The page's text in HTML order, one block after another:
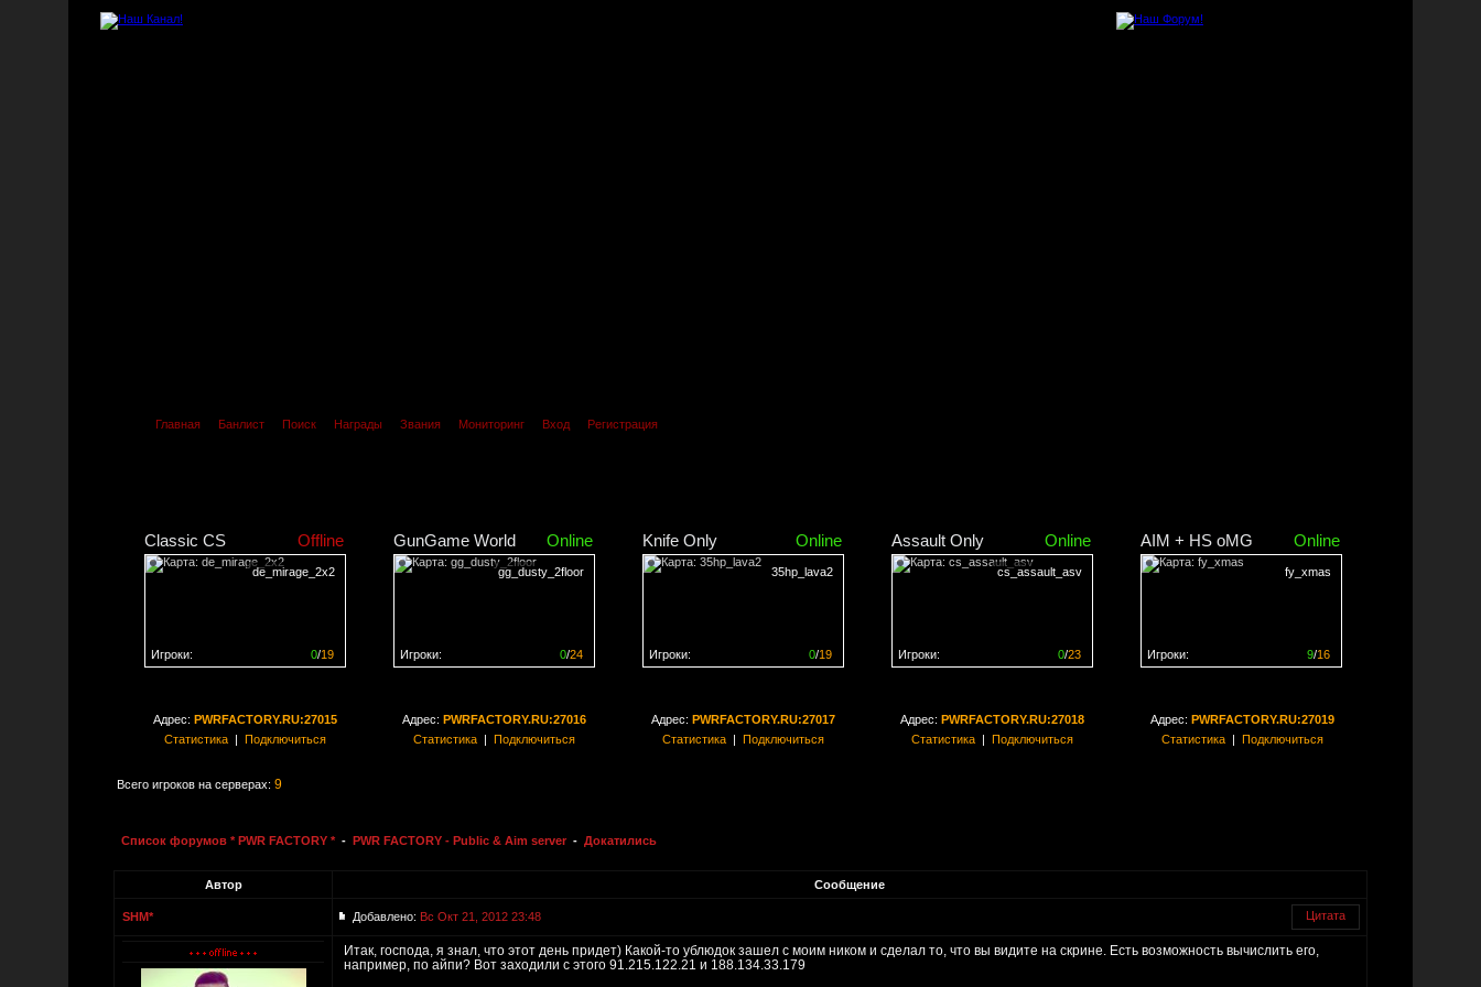
Главная Банлист Поиск Награды Звания Мониторинг Вход Регистрация
Classic CS Offline
de_mirage_2x2
0/19
Игроки:
GunGame World Online
gg_dusty_2floor
0/24
Игроки:
Knife Only Online
35hp_lava2
0/19
Игроки:
Assault Only Online
cs_assault_asv
0/23
Игроки:
AIM + HS oMG Online
fy_xmas
9/16
Игроки:
Адрес: PWRFACTORY.RU:27015
Статистика| Подключиться
Адрес: PWRFACTORY.RU:27016
Статистика| Подключиться
Адрес: PWRFACTORY.RU:27017
Статистика| Подключиться
Адрес: PWRFACTORY.RU:27018
Статистика| Подключиться
Адрес: PWRFACTORY.RU:27019
Статистика| Подключиться
Всего игроков на серверах: 9
Список форумов * PWR FACTORY * - PWR FACTORY - Public & Aim server - Докатились
Автор Сообщение
SHM* Добавлено: Вс Окт 21, 2012 23:48 Цитата
Итак, господа, я знал, что этот день придет) Какой-то ублюдок зашел с моим ником и сделал то, что вы видите на скрине. Есть возможность вычислить его,
например, по айпи? Вот заходили с этого 91.215.122.21 и 188.134.33.179